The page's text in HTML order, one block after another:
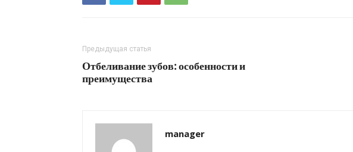
Предыдущая статья
Отбеливание зубов: особенности и
преимущества
manager